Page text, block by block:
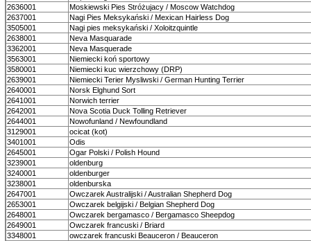
2636001
Moskiewski Pies Stróżujacy / Moscow Watchdog
2637001
Nagi Pies Meksykański / Mexican Hairless Dog
3505001
Nagi pies meksykański / Xoloitzquintle
2638001
Neva Masquarade
3362001
Neva Masquerade
3563001
Niemiecki koń sportowy
3580001
Niemiecki kuc wierzchowy (DRP)
2639001
Niemiecki Terier Mysliwski / German Hunting Terrier
2640001
Norsk Elghund Sort
2641001
Norwich terrier
2642001
Nova Scotia Duck Tolling Retriever
2644001
Nowofunland / Newfoundland
3129001
ocicat (kot)
3401001
Odis
2645001
Ogar Polski / Polish Hound
3239001
oldenburg
3240001
oldenburger
3238001
oldenburska
2647001
Owczarek Australijski / Australian Shepherd Dog
2653001
Owczarek belgijski / Belgian Shepherd Dog
2648001
Owczarek bergamasco / Bergamasco Sheepdog
2649001
Owczarek francuski / Briard
3348001
owczarek francuski Beauceron / Beauceron